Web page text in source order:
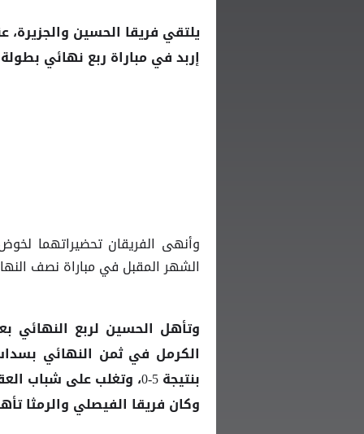
يلتقي فريقا الحسين
إربد في مباراة ربع نهائي بطولة
الشهر المقبل في مباراة نصف
وتأهل الحسين
الكرمل في ثمن النهائي
بنتيجة 5-0، وتغلب على شباب العقبة بثنائية نظيفة في دور الـ 16.
وكان فريقا الفيصلي والرمثا